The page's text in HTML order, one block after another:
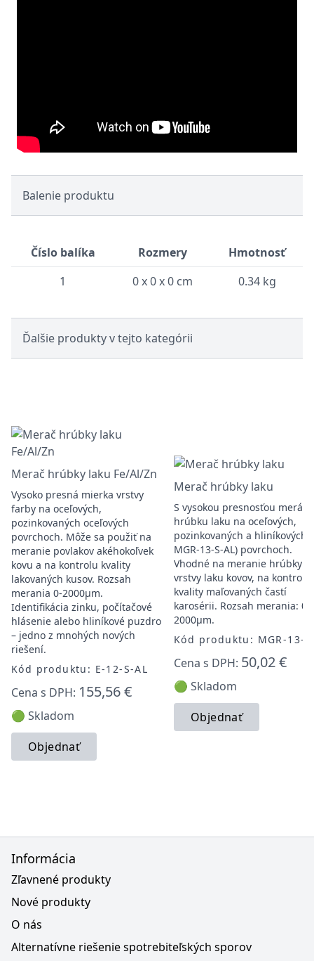
Balenie produktu
Číslo balíka Rozmery
Hmotnosť
1
0 x 0 x 0 cm 0.34 kg
Ďalšie produkty v tejto kategórii
Merač hrúbky laku Fe/Al/Zn
Vysoko presná mierka vrstvy
farby na oceľových,
pozinkovaných oceľových
povrchoch. Môže sa použiť na
meranie povlakov akéhokoľvek
kovu a na kontrolu kvality
lakovaných kusov. Rozsah
merania 0-2000μm.
Identifikácia zinku, počítačové
hlásenie alebo hliníkové puzdro
– jedno z mnohých nových
riešení.
Kód produktu: E-12-S-AL
Cena s DPH: 155,56 €
🟢 Skladom
Objednať
Merač hrúbky laku
S vysokou presnosťou merá
hrúbku laku na oceľových,
pozinkovaných a
MGR-13-S-AL) povrchoch.
Vhodné na meranie hrúbky
vrstvy laku kovov, na kontrolu
kvality maľovaných častí
karosérii. Rozsah merania: 0-
2000μm.
Kód produktu: MGR-13-
Cena s DPH: 50,02 €
🟢 Skladom
Objednať
Informácia
Zľavnené produkty
Nové produkty
O nás
Alternatívne riešenie spotrebiteľských sporov